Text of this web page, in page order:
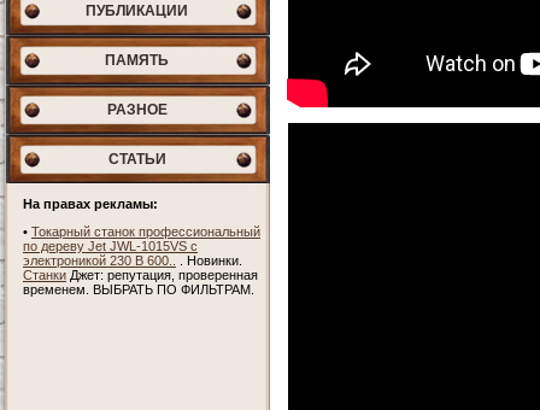
ПУБЛИКАЦИИ
ПАМЯТЬ
РАЗНОЕ
СТАТЬИ
На правах рекламы:
• Токарный станок профессиональный
по дереву Jet JWL-1015VS с
электроникой 230 В 600..
. Новинки.
Станки Джет: репутация, проверенная
временем. ВЫБРАТЬ ПО ФИЛЬТРАМ.